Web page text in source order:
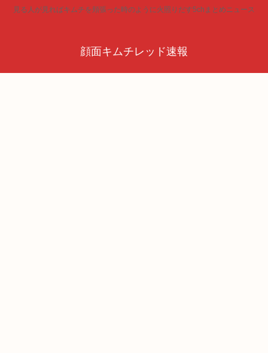
見る人が見ればキムチを頬張った時のように火照りだす5chまとめニュース
顔面キムチレッド速報